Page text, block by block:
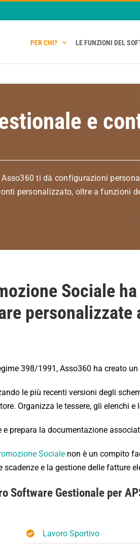
PER CHI? LE FUNZIONI DEL
e
ti dà configurazioni
personalizzato, oltre a funzioni
Sociale
398/1991, Asso360 ha creato
le più recenti versioni degli
Organizza le tessere, gli elenchi e
e prepara la documentazione
Sociale non è un compito
e la gestione delle fatture
Software Gestionale per
Lavoro Sportivo